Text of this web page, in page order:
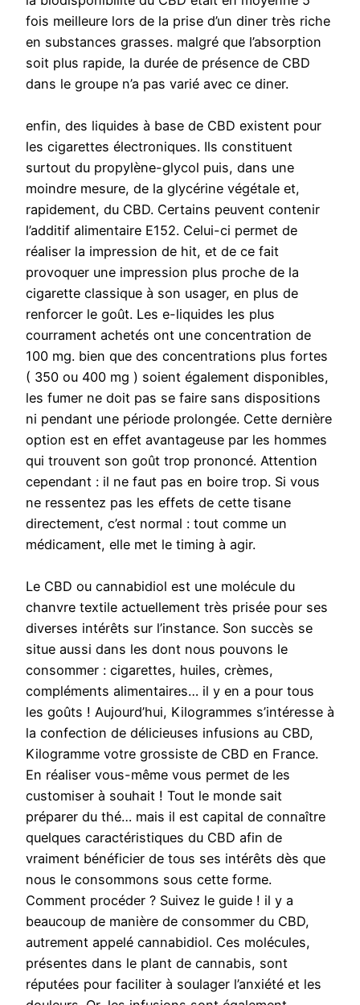
fois meilleure lors de la prise d’un diner très riche
en substances grasses. malgré que l’absorption
soit plus rapide, la durée de présence de CBD
dans le groupe n’a pas varié avec ce diner.
enfin, des liquides à base de CBD existent pour
les cigarettes électroniques. Ils constituent
surtout du propylène-glycol puis, dans une
moindre mesure, de la glycérine végétale et,
rapidement, du CBD. Certains peuvent contenir
l’additif alimentaire E152. Celui-ci permet de
réaliser la impression de hit, et de ce fait
provoquer une impression plus proche de la
cigarette classique à son usager, en plus de
renforcer le goût. Les e-liquides les plus
courrament achetés ont une concentration de
100 mg. bien que des concentrations plus fortes
( 350 ou 400 mg ) soient également disponibles,
les fumer ne doit pas se faire sans dispositions
ni pendant une période prolongée. Cette dernière
option est en effet avantageuse par les hommes
qui trouvent son goût trop prononcé. Attention
cependant : il ne faut pas en boire trop. Si vous
ne ressentez pas les effets de cette tisane
directement, c’est normal : tout comme un
médicament, elle met le timing à agir.
Le CBD ou cannabidiol est une molécule du
chanvre textile actuellement très prisée pour ses
diverses intérêts sur l’instance. Son succès se
situe aussi dans les dont nous pouvons le
consommer : cigarettes, huiles, crèmes,
compléments alimentaires… il y en a pour tous
les goûts ! Aujourd’hui, Kilogrammes s’intéresse à
la confection de délicieuses infusions au CBD,
Kilogramme votre grossiste de CBD en France.
En réaliser vous-même vous permet de les
customiser à souhait ! Tout le monde sait
préparer du thé… mais il est capital de connaître
quelques caractéristiques du CBD afin de
vraiment bénéficier de tous ses intérêts dès que
nous le consommons sous cette forme.
Comment procéder ? Suivez le guide ! il y a
beaucoup de manière de consommer du CBD,
autrement appelé cannabidiol. Ces molécules,
présentes dans le plant de cannabis, sont
réputées pour faciliter à soulager l’anxiété et les